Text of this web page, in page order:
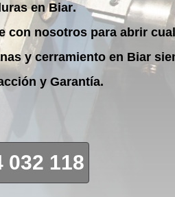
enBiar.
con nosotros para abrir
y cerramiento en Biar
y Garantía.
032 118